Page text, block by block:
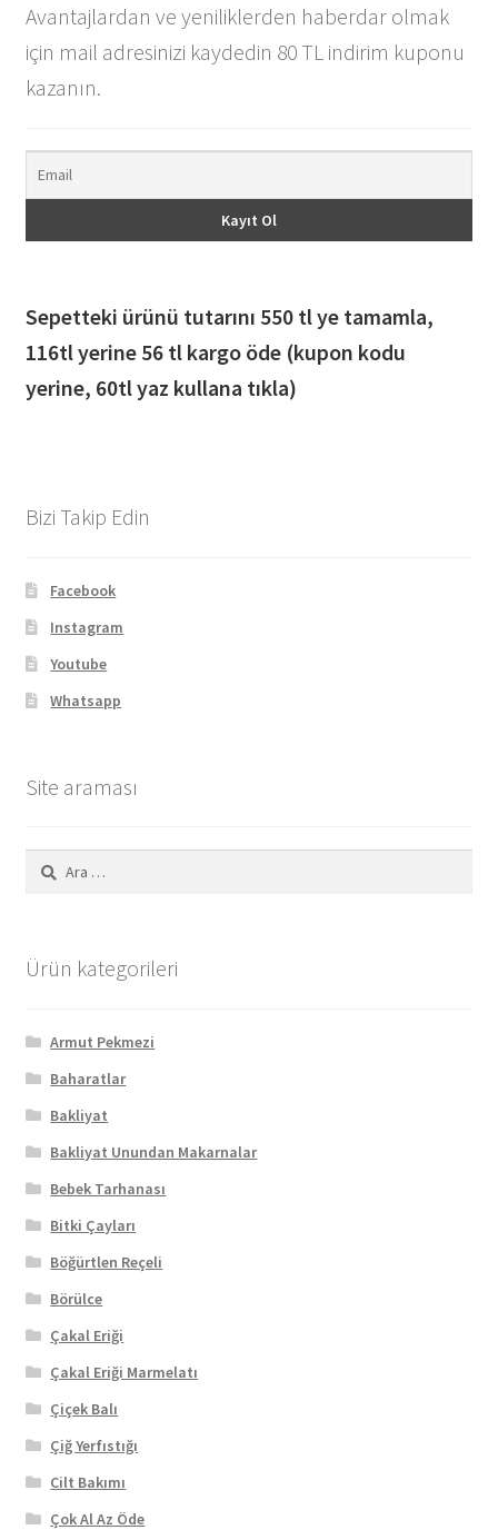
Avantajlardan ve yeniliklerden haberdar olmak
için mail adresinizi kaydedin 80 TL indirim kuponu
kazanın.
Sepetteki ürünü tutarını 550 tl ye tamamla,
116tl yerine 56 tl kargo öde (kupon kodu
yerine, 60tl yaz kullana tıkla)
Bizi Takip Edin
Facebook
Instagram
Youtube
Whatsapp
Site araması
Arama:
Ürün kategorileri
Armut Pekmezi
Baharatlar
Bakliyat
Bakliyat Unundan Makarnalar
Bebek Tarhanası
Bitki Çayları
Böğürtlen Reçeli
Börülce
Çakal Eriği
Çakal Eriği Marmelatı
Çiçek Balı
Çiğ Yerfıstığı
Cilt Bakımı
Çok Al Az Öde